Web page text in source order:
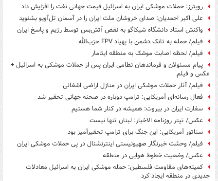
رویترز: حملات موشکی ایران به اسرائیل قیمت جهانی نفت را افزایش داد
علی اکبر احمدیان: صدای خروشان ملت ایران را در آسمان تل‌آویو بشنوید
واکنش استاد دانشگاه شیکاگو به نقض آتش‌بس توسط رژیم‌ و پاسخ ایران
فیلم/ حمله به تانک دشمن با پهپاد FPV حزب‌الله
فیلم/ لحظه اصابت موشک به منطقه ایتامار
پیام مسئولان و فرماندهان نظامی ایران پس از حملات موشکی به اسرائیل +
عکس و فیلم
فیلم/ آثار حملات موشکی ایران در منازل اراضی اشغالی
فعال رسانه‌ای آمریکایی: ترامپ دوباره در صحنه جهانی تحقیر شد
سفارت ایران در بیروت: همیشه در کنار شما هستیم
عکس/ تیتر روزنامه الاخبار: لبنان تنها نیست
سناتور آمریکایی: این جنگ برای ترامپ تحقیرآمیز بود
فیلم/ وحشت خبرنگار صهیونیستی اینترنشنال در پی حملات موشکی ایران
عکس/ وضعیت خطوط هوایی در منطقه
کمیته‌های مقاومت فلسطین: حمله موشکی ایران به اسرائیل معادلات
جدیدی در منطقه ایجاد کرد